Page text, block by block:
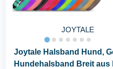
JOYTALE
Joytale Halsband Hund,
Hundehalsband Breit aus